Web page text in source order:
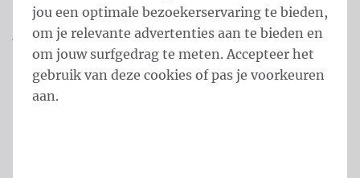
Vlag Ivoorkust 150x200 cm
Productinformatie
jou een optimale bezoekerservaring te bieden,
om je relevante advertenties aan te bieden en
om jouw surfgedrag te meten. Accepteer het
gebruik van deze cookies of pas je voorkeuren
aan.